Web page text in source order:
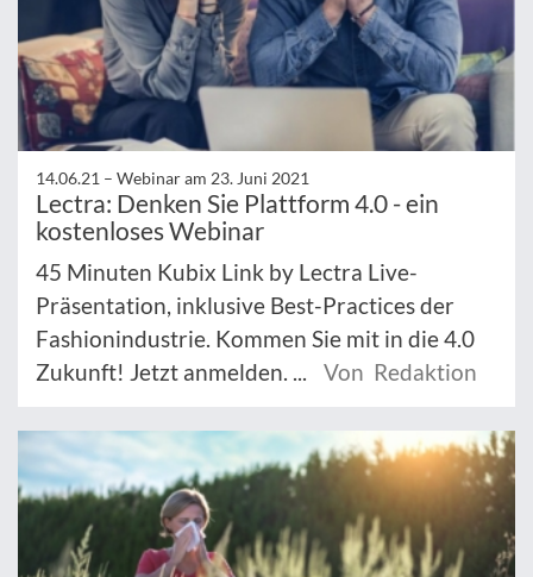
14.06.21 – Webinar am 23. Juni 2021
Lectra: Denken Sie Plattform 4.0 - ein
kostenloses Webinar
45 Minuten Kubix Link by Lectra Live-
Präsentation, inklusive Best-Practices der
Fashionindustrie. Kommen Sie mit in die 4.0
Zukunft! Jetzt anmelden. ...
Von Redaktion